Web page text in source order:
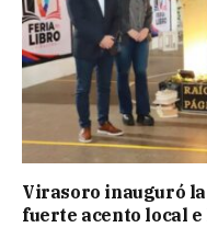
Virasoro inauguró
fuerte acento local